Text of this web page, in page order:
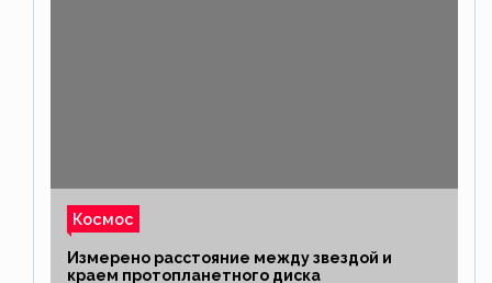
Космос
Измерено расстояние между звездой и
краем протопланетного диска